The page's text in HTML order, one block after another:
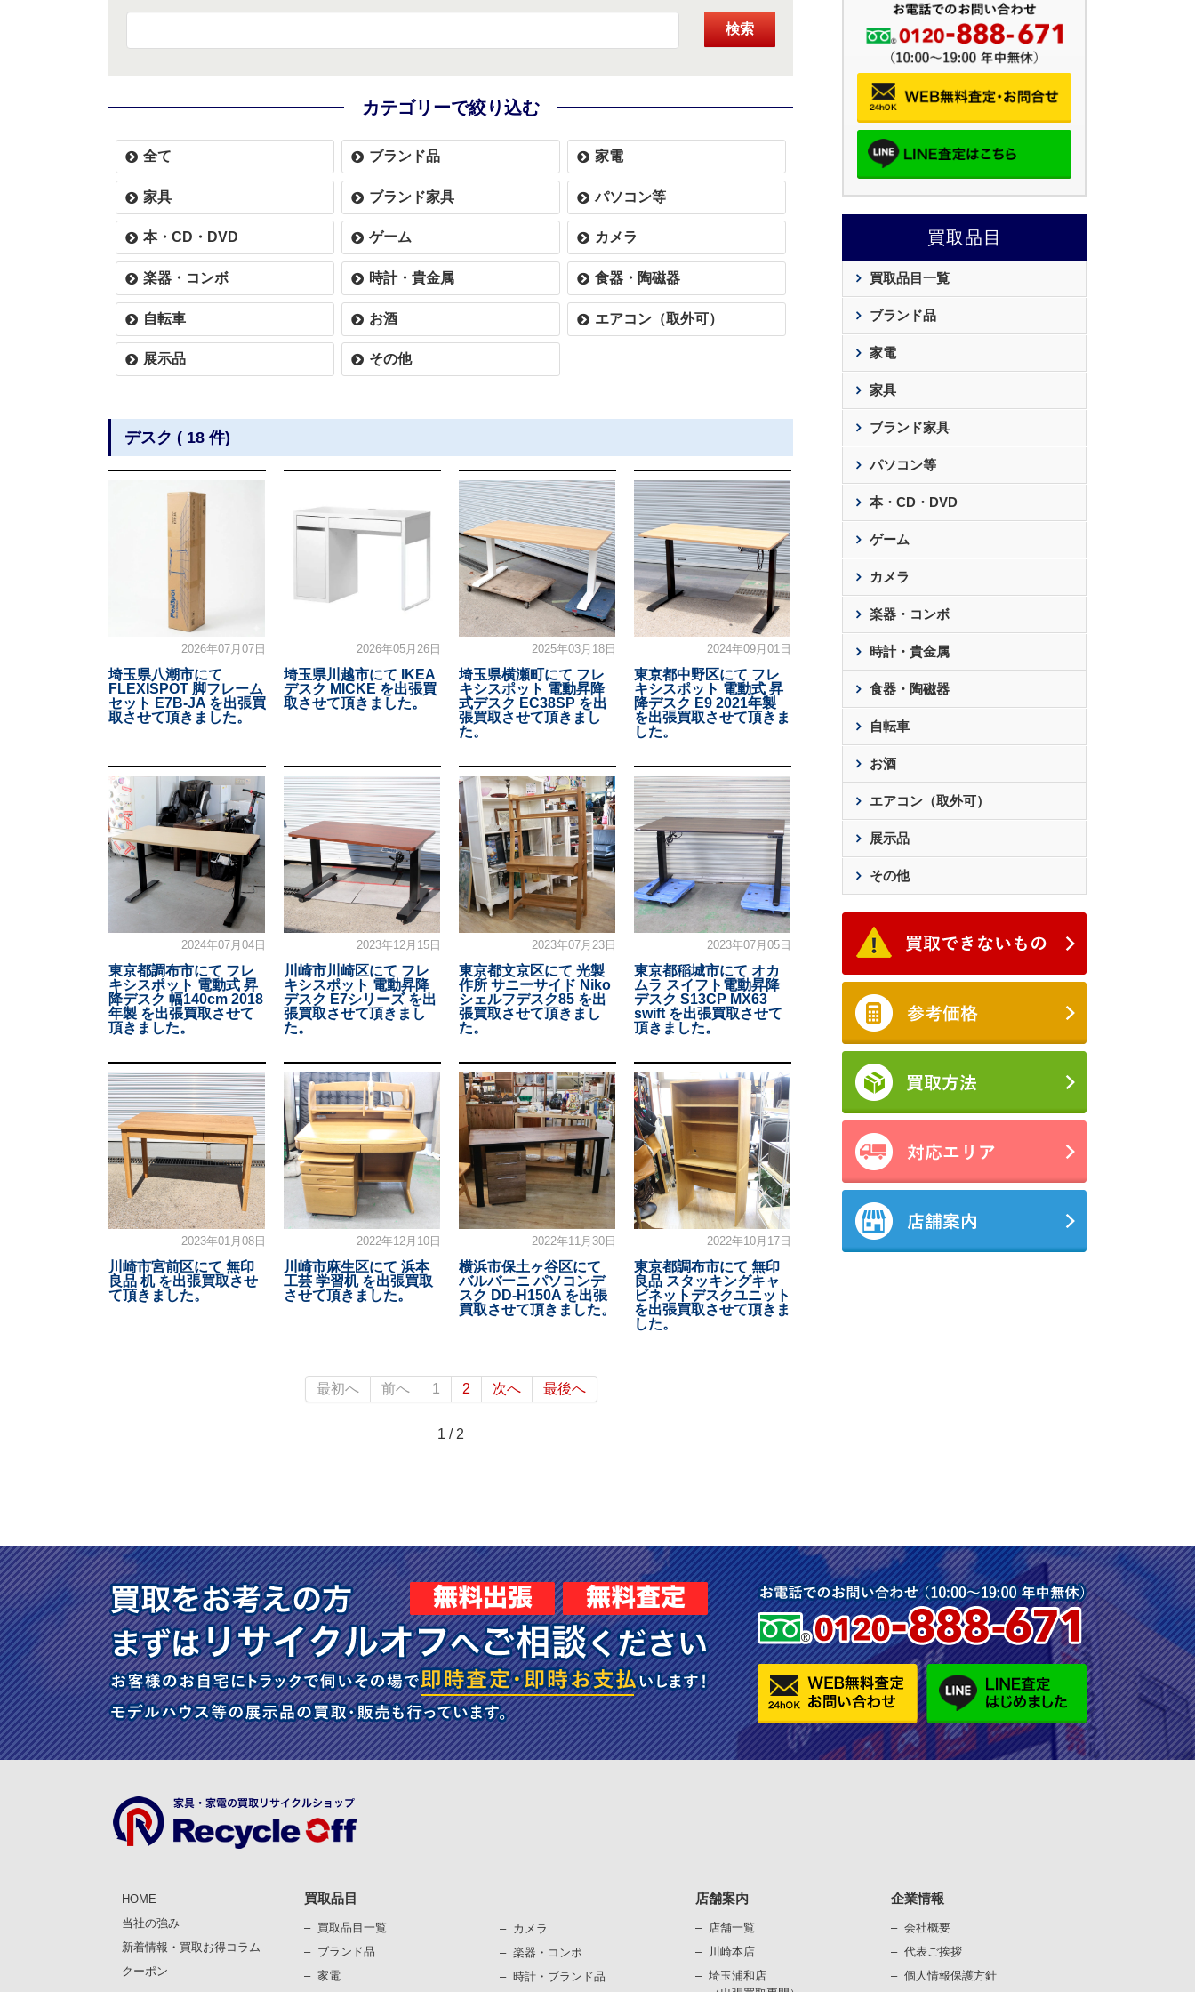
検索
カテゴリーで絞り込む
全て ブランド品 家電
家具 ブランド家具 パソコン等
本・CD・DVD ゲーム カメラ
楽器・コンボ 時計・貴金属 食器・陶磁器
自転車 お酒 エアコン（取外可）
展示品 その他
デスク ( 18 件)
2026年07月07日
埼玉県八潮市にて
FLEXISPOT 脚フレーム
セット E7B-JA を出張買
取させて頂きました。
2026年05月26日
埼玉県川越市にて IKEA
デスク MICKE を出張買
取させて頂きました。
2025年03月18日
埼玉県横瀬町にて フレ
キシスポット 電動昇降
式デスク EC38SP を出
張買取させて頂きまし
た。
2024年09月01日
東京都中野区にて フレ
キシスポット 電動式 昇
降デスク E9 2021年製
を出張買取させて頂きま
した。
2024年07月04日
東京都調布市にて フレ
キシスポット 電動式 昇
降デスク 幅140cm 2018
年製 を出張買取させて
頂きました。
2023年12月15日
川崎市川崎区にて フレ
キシスポット 電動昇降
デスク E7シリーズ を出
張買取させて頂きまし
た。
2023年07月23日
東京都文京区にて 光製
作所 サニーサイド Niko
シェルフデスク85 を出
張買取させて頂きまし
た。
2023年07月05日
東京都稲城市にて オカ
ムラ スイフト電動昇降
デスク S13CP MX63
swift を出張買取させて
頂きました。
2023年01月08日
川崎市宮前区にて 無印
良品 机 を出張買取させ
て頂きました。
2022年12月10日
川崎市麻生区にて 浜本
工芸 学習机 を出張買取
させて頂きました。
2022年11月30日
横浜市保土ヶ谷区にて
バルバーニ パソコンデ
スク DD-H150A を出張
買取させて頂きました。
2022年10月17日
東京都調布市にて 無印
良品 スタッキングキャ
ビネットデスクユニット
を出張買取させて頂きま
した。
最初へ 前へ 1 2 次へ 最後へ
1 / 2
買取品目
買取品目一覧
ブランド品
家電
家具
ブランド家具
パソコン等
本・CD・DVD
ゲーム
カメラ
楽器・コンボ
時計・貴金属
食器・陶磁器
自転車
お酒
エアコン（取外可）
展示品
その他
HOME
当社の強み
新着情報・買取お得コラム
クーポン
買取品目
買取品目一覧
ブランド品
家電
カメラ
楽器・コンポ
時計・ブランド品
店舗案内
店舗一覧
川崎本店
埼玉浦和店
企業情報
会社概要
代表ご挨拶
個⼈情報保護⽅針